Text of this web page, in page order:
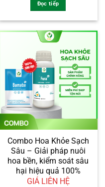
Đọc tiếp
Combo Hoa Khỏe Sạch
Sâu – Giải pháp nuôi
hoa bền, kiểm soát sâu
hại hiệu quả 100%
GIÁ LIÊN HỆ